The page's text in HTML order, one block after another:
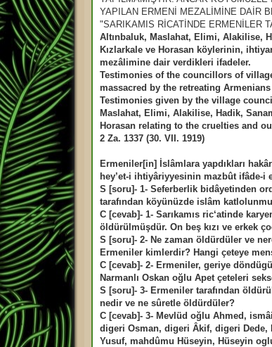
m
m
s
a
YAPILAN ERMENİ MEZALİMİNE DAİR
"SARIKAMIS RİCATİNDE ERMENİLER
Altınbaluk, Maslahat, Elimi, Alakilise,
Kızlarkale ve Horasan köylerinin,
mezâlimine dair verdikleri ifadeler.
Testimonies of the councillors of
massacred by the retreating Armenians
Testimonies given by the village
Maslahat, Elimi, Alakilise, Hadik,
Horasan relating to the cruelties and
2 Za. 1337 (30. VII. 1919)
Ermeniler[in] İslâmlara yapdıkları
hey’et-i ihtiyâriyyesinin mazbût ifâde-i
S [soru]- 1- Seferberlik bidâyetinden
tarafından köyünüzde islâm
C [cevab]- 1- Sarıkamıs ric‘atinde
öldürülmüşdür. On beş kızı ve erkek
S [soru]- 2- Ne zaman öldürdüler ve
Ermeniler kimlerdir? Hangi çeteye
C [cevab]- 2- Ermeniler, geriye
Narmanlı Oskan oğlu Apet çeteleri
S [soru]- 3- Ermeniler tarafından
nedir ve ne sûretle öldürdüler?
C [cevab]- 3- Mevlüd oğlu Ahmed,
digeri Osman, digeri Âkif, digeri Dede,
Yusuf, mahdûmu Hüseyin, Hüseyin